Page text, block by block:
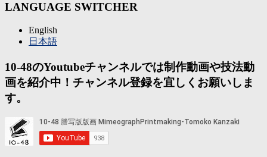
LANGUAGE SWITCHER
English
日本語
10-48のYoutubeチャンネルでは制作動画や技法動
画を紹介中！チャンネル登録を宜しくお願いしま
す。